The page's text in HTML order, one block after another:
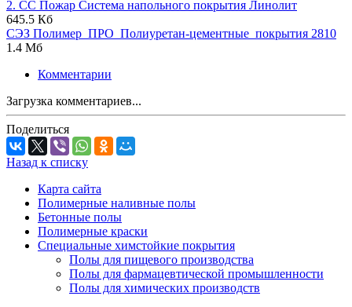
2. СС Пожар Система напольного покрытия Линолит
645.5 Кб
СЭЗ Полимер_ПРО_Полиуретан-цементные_покрытия 2810
1.4 Мб
Комментарии
Загрузка комментариев...
Поделиться
Назад к списку
Карта сайта
Полимерные наливные полы
Бетонные полы
Полимерные краски
Специальные химстойкие покрытия
Полы для пищевого производства
Полы для фармацевтической промышленности
Полы для химических производств